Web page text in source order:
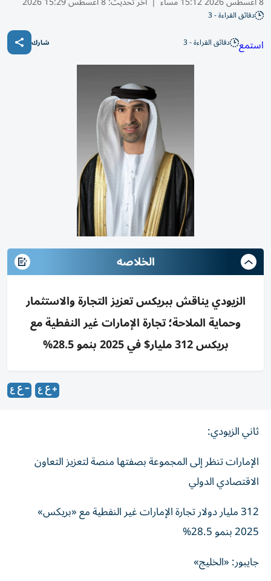
دقائق القراءة - 3
استمع دقائق القراءة - 3 شارك
الخلاصه
الزيودي يناقش ببريكس تعزيز التجارة والاستثمار
وحماية الملاحة؛ تجارة الإمارات غير النفطية مع
بريكس 312 مليار$ في 2025 بنمو 28.5%
ثاني الزيودي:
الإمارات تنظر إلى المجموعة بصفتها منصة لتعزيز التعاون
الاقتصادي الدولي
312 مليار دولار تجارة الإمارات غير النفطية مع «بريكس»
2025 بنمو 28.5%
جايبور: «الخليج»